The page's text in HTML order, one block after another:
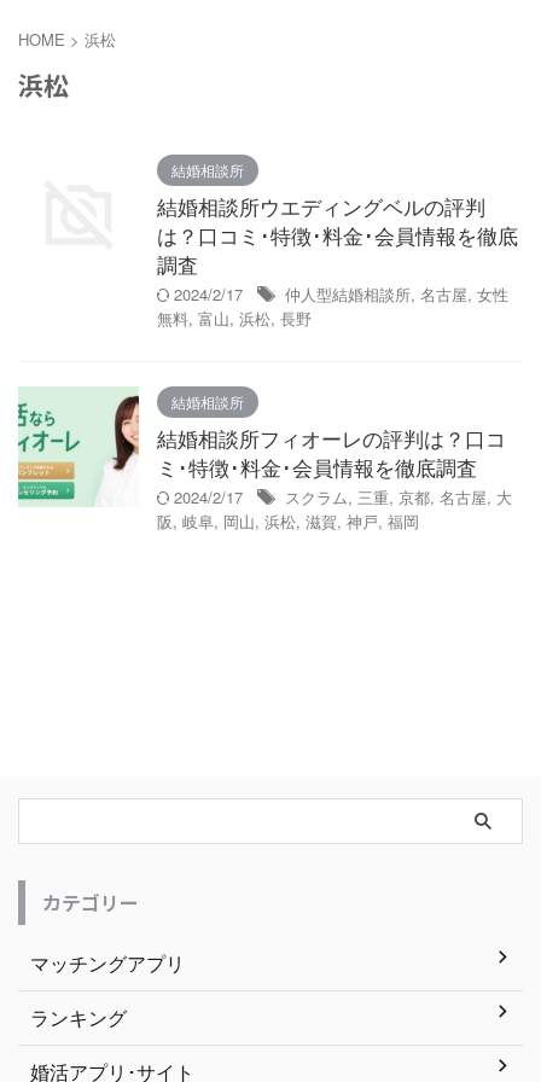
HOME > 浜松
浜松
結婚相談所
結婚相談所ウエディングベルの評判
は？口コミ･特徴･料金･会員情報を徹底
調査
2024/2/17 仲人型結婚相談所, 名古屋, 女性
無料, 富山, 浜松, 長野
結婚相談所
結婚相談所フィオーレの評判は？口コ
ミ･特徴･料金･会員情報を徹底調査
2024/2/17 スクラム, 三重, 京都, 名古屋, 大
阪, 岐阜, 岡山, 浜松, 滋賀, 神戸, 福岡
カテゴリー
マッチングアプリ
ランキング
婚活アプリ･サイト